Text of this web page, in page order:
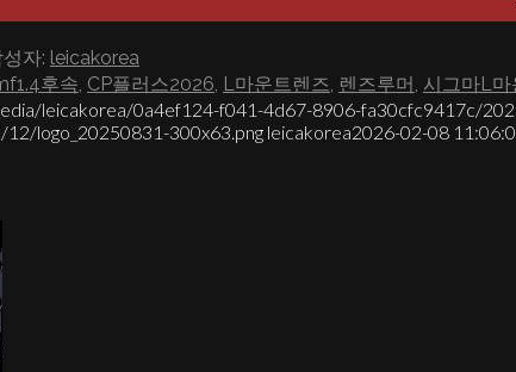
자: leicakorea
후속, CP플러스2026, L마운트렌즈, 렌즈루머, 시그마L마
leicakorea/0a4ef124-f041-4d67-8906-fa30cfc9417c/
logo_20250831-300x63.png leicakorea2026-02-08